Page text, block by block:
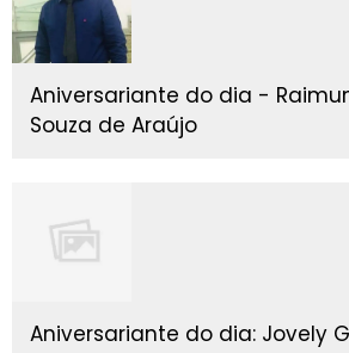
Aniversariante do dia -
Souza de Araújo
Aniversariante do dia: Jovely